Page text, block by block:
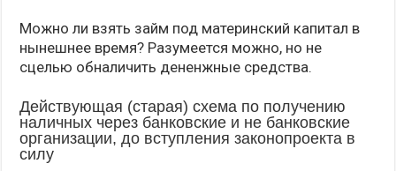
Можно ли взять займ под материнский капитал в
нынешнее время? Разумеется можно, но не
сцелью обналичить дененжные средства.
Действующая (старая) схема по получению
наличных через банковские и не банковские
организации, до вступления законопроекта в
силу